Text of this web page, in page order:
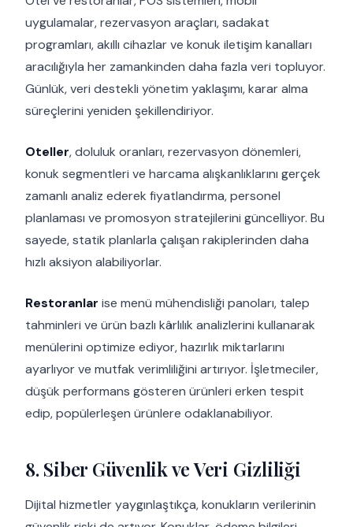
uygulamalar, rezervasyon araçları, sadakat
programları, akıllı cihazlar ve konuk iletişim kanalları
aracılığıyla her zamankinden daha fazla veri topluyor.
Günlük, veri destekli yönetim yaklaşımı, karar alma
süreçlerini yeniden şekillendiriyor.
Oteller, doluluk oranları, rezervasyon dönemleri,
konuk segmentleri ve harcama alışkanlıklarını gerçek
zamanlı analiz ederek fiyatlandırma, personel
planlaması ve promosyon stratejilerini güncelliyor. Bu
sayede, statik planlarla çalışan rakiplerinden daha
hızlı aksiyon alabiliyorlar.
Restoranlar ise menü mühendisliği panoları, talep
tahminleri ve ürün bazlı kârlılık analizlerini kullanarak
menülerini optimize ediyor, hazırlık miktarlarını
ayarlıyor ve mutfak verimliliğini artırıyor. İşletmeciler,
düşük performans gösteren ürünleri erken tespit
edip, popülerleşen ürünlere odaklanabiliyor.
8. Siber Güvenlik ve Veri Gizliliği
Dijital hizmetler yaygınlaştıkça, konukların verilerinin